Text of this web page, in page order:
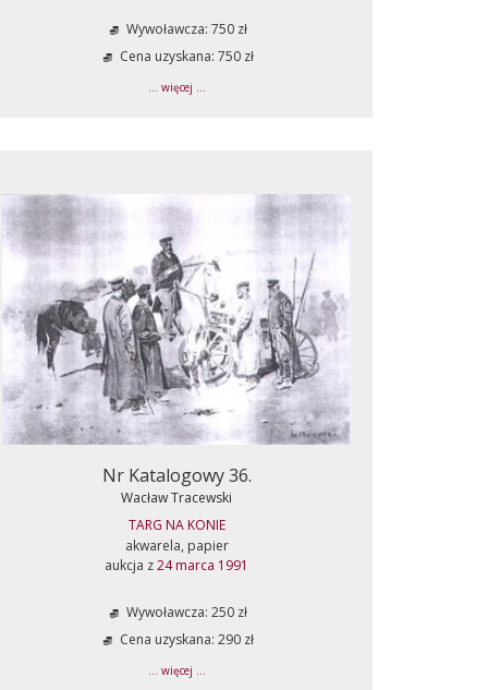
Wywoławcza: 750 zł
Cena uzyskana: 750 zł
... więcej ...
Nr Katalogowy 36.
Wacław Tracewski
TARG NA KONIE
akwarela, papier
aukcja z24 marca 1991
Wywoławcza: 250 zł
Cena uzyskana: 290 zł
... więcej ...